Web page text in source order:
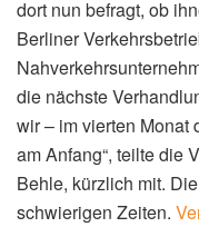
dort nun befragt, ob
Berliner
die nächste
wir – im vierten Monat
am Anfang“, teilte die
Behle, kürzlich mit.
schwierigen Zeiten.